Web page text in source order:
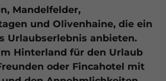
Mandelfelder,
und Olivenhaine, die ein
Urlaubserlebnis anbieten.
Hinterland für den Urlaub
oder Fincahotel mit